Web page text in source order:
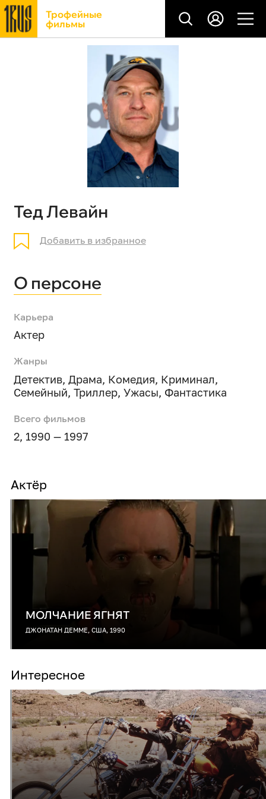
Трофейные
фильмы
Тед Левайн
Добавить в избранное
О персоне
Карьера
Актер
Жанры
Детектив, Драма, Комедия, Криминал,
Семейный, Триллер, Ужасы, Фантастика
Всего фильмов
2, 1990 — 1997
Актёр
МОЛЧАНИЕ ЯГНЯТ
ДЖОНАТАН ДЕММЕ, США, 1990
Интересное